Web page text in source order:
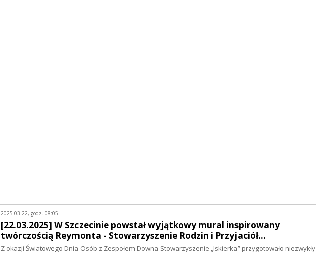
2025-03-22, godz. 08:05
[22.03.2025] W Szczecinie powstał wyjątkowy mural inspirowany
twórczością Reymonta - Stowarzyszenie Rodzin i Przyjaciół…
Z okazji Światowego Dnia Osób z Zespołem Downa Stowarzyszenie „Iskierka” przygotowało niezwykły